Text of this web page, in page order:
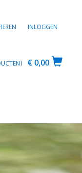
INLOGGEN
€ 0,00